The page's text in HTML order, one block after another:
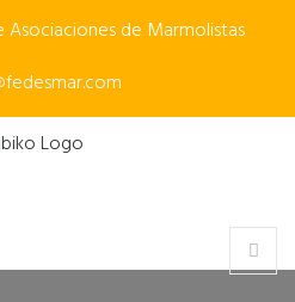
Asociaciones de Marmolistas